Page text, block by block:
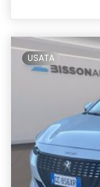
USATA